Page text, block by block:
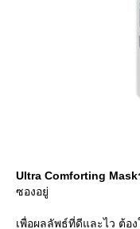
Ultra Comforting Mask
ซองอยู่
เพื่อผลลัพธ์ที่ดีและไว ต้อ